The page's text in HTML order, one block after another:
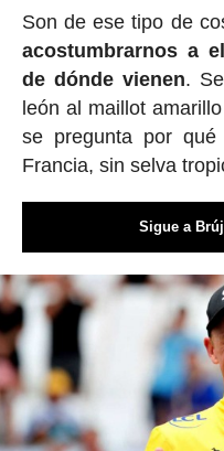
Son de ese tipo de
acostumbrarnos a
de dónde vienen.
león al maillot
se pregunta por
Francia, sin selva
Sigue a